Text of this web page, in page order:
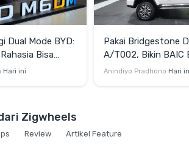
Dual Mode BYD:
Bisa
Hari ini
Pakai Bridgestone
A/T002, Bikin BAIC
Terlihat Lebih
Anindiyo Pradhono Hari
Zigwheels
Review Artikel Feature